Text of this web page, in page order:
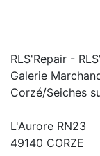
RLS'Repair -
Galerie
Corzé/Seiches
L'Aurore RN23
49140 CORZE